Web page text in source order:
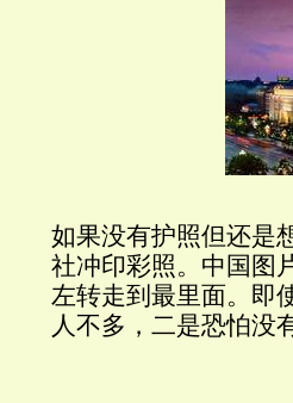
如果没有护照但还是
社冲印彩照。中国图
左转走到最里面。即
人不多，二是恐怕没